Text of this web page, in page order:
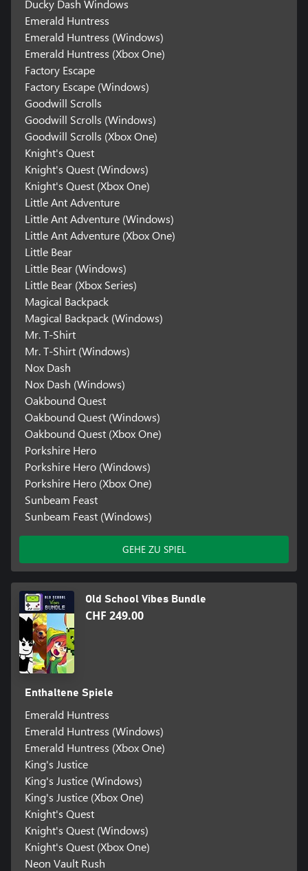
Ducky Dash Windows
Emerald Huntress
Emerald Huntress (Windows)
Emerald Huntress (Xbox One)
Factory Escape
Factory Escape (Windows)
Goodwill Scrolls
Goodwill Scrolls (Windows)
Goodwill Scrolls (Xbox One)
Knight's Quest
Knight's Quest (Windows)
Knight's Quest (Xbox One)
Little Ant Adventure
Little Ant Adventure (Windows)
Little Ant Adventure (Xbox One)
Little Bear
Little Bear (Windows)
Little Bear (Xbox Series)
Magical Backpack
Magical Backpack (Windows)
Mr. T-Shirt
Mr. T-Shirt (Windows)
Nox Dash
Nox Dash (Windows)
Oakbound Quest
Oakbound Quest (Windows)
Oakbound Quest (Xbox One)
Porkshire Hero
Porkshire Hero (Windows)
Porkshire Hero (Xbox One)
Sunbeam Feast
Sunbeam Feast (Windows)
GEHE ZU SPIEL
Old School Vibes Bundle
CHF 249.00
Enthaltene Spiele
Emerald Huntress
Emerald Huntress (Windows)
Emerald Huntress (Xbox One)
King's Justice
King's Justice (Windows)
King's Justice (Xbox One)
Knight's Quest
Knight's Quest (Windows)
Knight's Quest (Xbox One)
Neon Vault Rush